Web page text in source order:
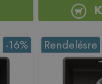
-16% Rendelésre